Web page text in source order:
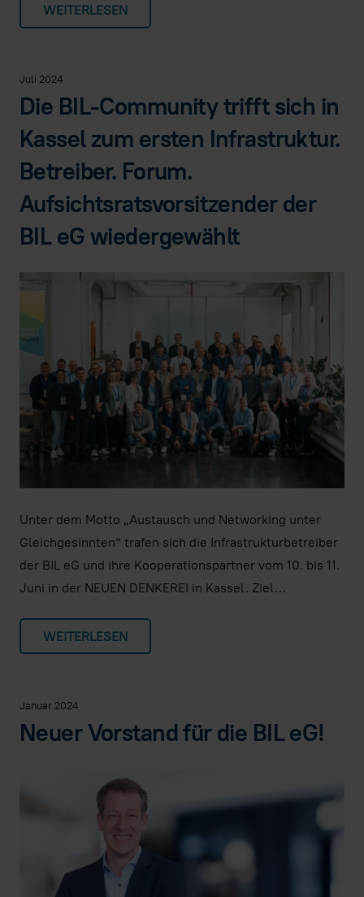
WEITERLESEN
Juli 2024
Die BIL-Community trifft sich in
Kassel zum ersten Infrastruktur.
Betreiber. Forum.
Aufsichtsratsvorsitzender der
BIL eG wiedergewählt
Unter dem Motto „Austausch und Networking unter
Gleichgesinnten“ trafen sich die Infrastrukturbetreiber
der BIL eG und ihre Kooperationspartner vom 10. bis 11.
Juni in der NEUEN DENKEREI in Kassel. Ziel…
WEITERLESEN
Januar 2024
Neuer Vorstand für die BIL eG!